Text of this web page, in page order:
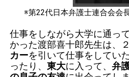
※第22代日本弁護士連合会会
仕事をしながら大学に通っ
かった渡部喜十郎先生は、
カーを引いて仕事をしてい
ったり、 東大に入って、 弁